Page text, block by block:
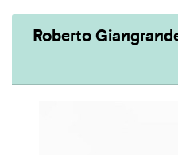
Roberto